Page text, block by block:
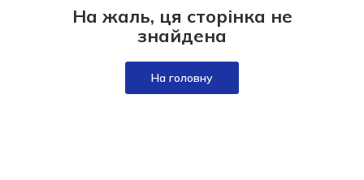
На жаль, ця сторінка не
знайдена
На головну